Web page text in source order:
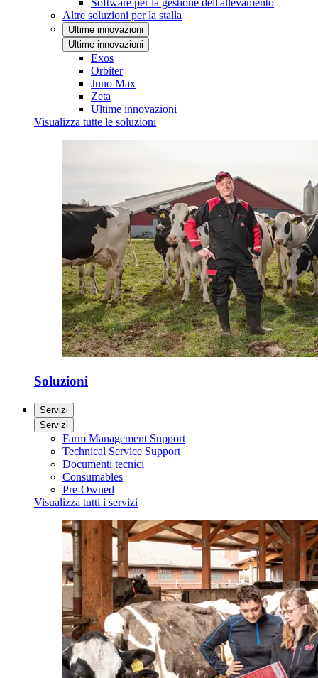
Software per la gestione dell'allevamento
Altre soluzioni per la stalla
Ultime innovazioni
Ultime innovazioni
Exos
Orbiter
Juno Max
Zeta
Ultime innovazioni
Visualizza tutte le soluzioni
Soluzioni
Servizi
Servizi
Farm Management Support
Technical Service Support
Documenti tecnici
Consumables
Pre-Owned
Visualizza tutti i servizi